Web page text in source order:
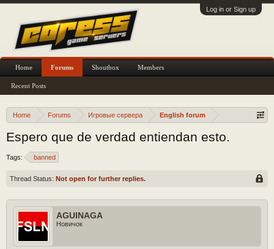
Log in or Sign up
Home Forums Игровые сервера English forum
Espero que de verdad entiendan esto.
Tags: banned
Thread Status: Not open for further replies.
AGUINAGA
Новичок
Home Forums
Recent Posts
Shoutbox Members